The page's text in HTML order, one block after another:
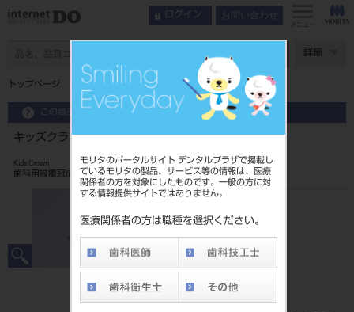
モリタのポータルサイト デンタルプラザで掲載し
ているモリタの製品、サービス等の情報は、医療
関係者の方を対象にしたものです。一般の方に対
する情報提供サイトではありません。
医療関係者の方は職種を選択ください。
ログイン お問い合わせ
メニュー
詳細
トップページ キッズクラウン with リング 10入 下顎右側E2
この商品に関するお問い合わせ
キッズクラウン with リング 10入 下顎右側E2
Kids Crown
歯科用被覆冠成形品
206240009E2
JAN/EANコード
標準価格